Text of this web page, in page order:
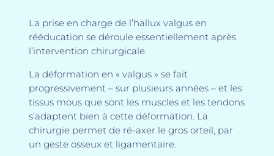
La prise en charge de l’hallux valgus en
rééducation se déroule essentiellement après
l’intervention chirurgicale.
La déformation en « valgus » se fait
progressivement – sur plusieurs années – et les
tissus mous que sont les muscles et les tendons
s’adaptent bien à cette déformation. La
chirurgie permet de ré-axer le gros orteil, par
un geste osseux et ligamentaire.